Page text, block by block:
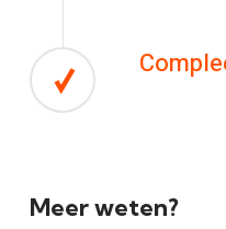
Meer weten?